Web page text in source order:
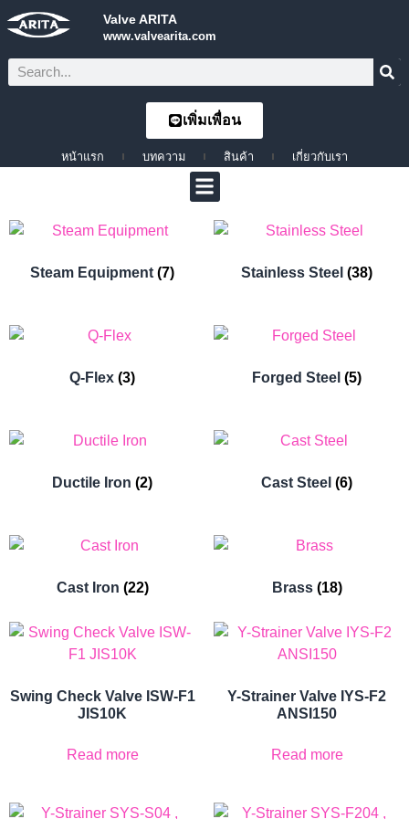
Valve ARITA
www.valvearita.com
เพิ่มเพื่อน
หน้าแรก บทความ สินค้า เกี่ยวกับเรา
Steam Equipment (7) Stainless Steel (38)
Q-Flex (3) Forged Steel (5)
Ductile Iron (2) Cast Steel (6)
Cast Iron (22) Brass (18)
Swing Check Valve ISW-F1
JIS10K
Read more
Y-Strainer Valve IYS-F2
ANSI150
Read more